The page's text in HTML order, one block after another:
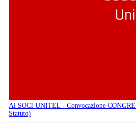
Ai SOCI UNITEL - Convocazione
Statuto)